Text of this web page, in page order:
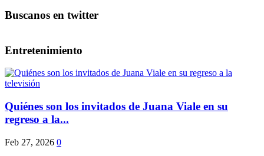
Buscanos en twitter
Entretenimiento
Quiénes son los invitados de Juana Viale en su
regreso a la...
Feb 27, 2026 0